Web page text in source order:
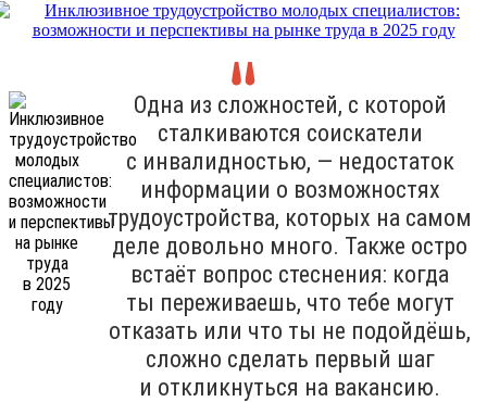
Одна из сложностей, с которой
сталкиваются соискатели
с инвалидностью, — недостаток
информации о возможностях
трудоустройства, которых на самом
деле довольно много. Также остро
встаёт вопрос стеснения: когда
ты переживаешь, что тебе могут
отказать или что ты не подойдёшь,
сложно сделать первый шаг
и откликнуться на вакансию.